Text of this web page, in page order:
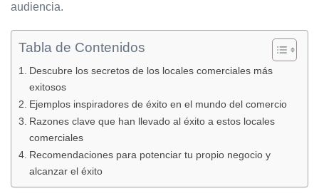
audiencia.
Tabla de Contenidos
Descubre los secretos de los locales comerciales más
exitosos
Ejemplos inspiradores de éxito en el mundo del comercio
Razones clave que han llevado al éxito a estos locales
comerciales
Recomendaciones para potenciar tu propio negocio y
alcanzar el éxito